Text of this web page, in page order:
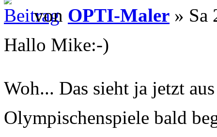
von OPTI-Maler » Sa
Hallo Mike:-)
Woh... Das sieht ja jetzt
Olympischenspiele bald